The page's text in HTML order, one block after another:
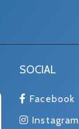
SOCIAL
Facebook
Instagram